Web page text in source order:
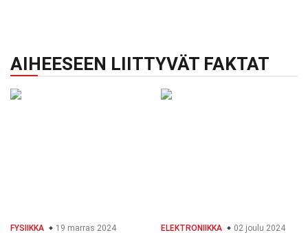
AIHEESEEN LIITTYVÄT FAKTAT
FYSIIKKA 19 marras 2024 ELEKTRONIIKKA 02 joulu 2024